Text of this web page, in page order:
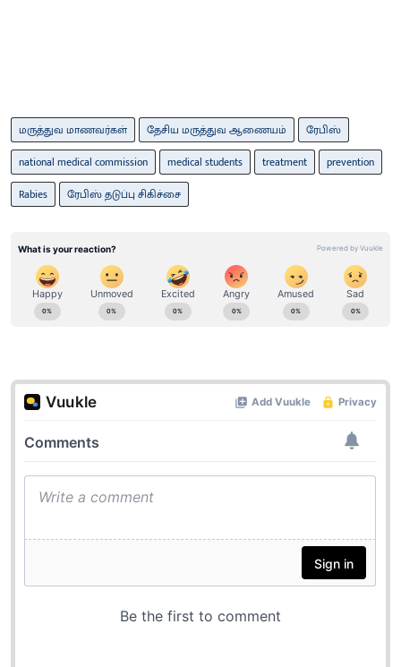
மருத்துவ மாணவர்கள் தேசிய மருத்துவ ஆணையம்
ரேபிஸ்
national medical commission
medical students treatment
prevention
Rabies
ரேபிஸ் தடுப்பு சிகிச்சை